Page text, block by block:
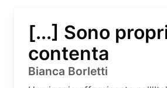
[...] Sono
contenta
Bianca Borletti